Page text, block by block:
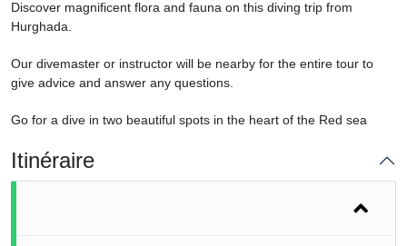
Discover magnificent flora and fauna on this diving trip from
Hurghada.
Our divemaster or instructor will be nearby for the entire tour to
give advice and answer any questions.
Go for a dive in two beautiful spots in the heart of the Red sea
Itinéraire